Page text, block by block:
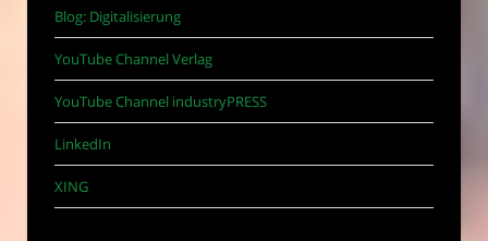
Blog: Digitalisierung
YouTube Channel Verlag
YouTube Channel industryPRESS
LinkedIn
XING